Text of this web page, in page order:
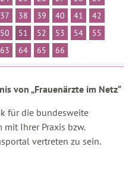
37 38 39 40 41
42
50 51 52 53 54
55
63 64 65 66
von „Frauenärzte im Netz“
für die bundesweite
Ihrer Praxis bzw.
vertreten zu sein.